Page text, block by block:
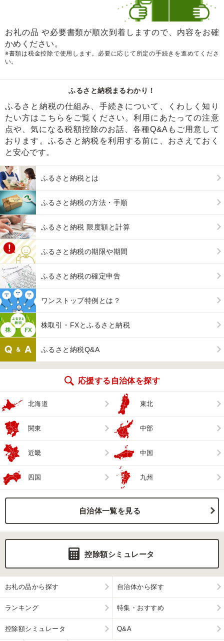
お礼の品 や必要書類が順次到着しますので、内容をお確
かめください。
※書類は税金控除で使用します。必要に応じて所定の手続きを進めてくださ
い。
ふるさと納税まるわかり！
ふるさと納税の仕組み、手続きについて、くわしく知り
たい方はこちらをご覧ください。利用にあたっての注意
点や、気になる税額控除のお話、各種Q&Aもご用意して
おります。ふるさと納税を利用する前に、おさえておく
と安心です。
ふるさと納税とは
ふるさと納税の方法・手順
ふるさと納税 限度額と計算
ふるさと納税の期限や期間
ふるさと納税の確定申告
ワンストップ特例とは？
株取引・FXとふるさと納税
ふるさと納税Q&A
応援する自治体を探す
北海道 東北
関東 中部
近畿 中国
四国 九州
自治体一覧を見る
控除額シミュレータ
お礼の品から探す 自治体から探す
ランキング 特集・おすすめ
控除額シミュレータ Q&A